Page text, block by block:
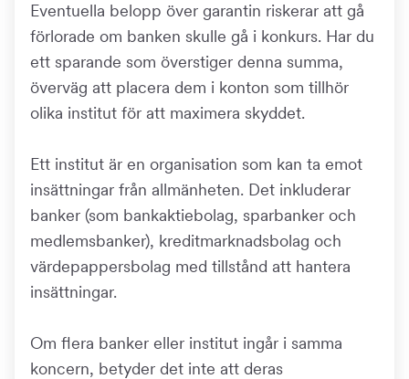
Eventuella belopp över garantin riskerar att gå
förlorade om banken skulle gå i konkurs. Har du
ett sparande som överstiger denna summa,
överväg att placera dem i konton som tillhör
olika institut för att maximera skyddet.
Ett institut är en organisation som kan ta emot
insättningar från allmänheten. Det inkluderar
banker (som bankaktiebolag, sparbanker och
medlemsbanker), kreditmarknadsbolag och
värdepappersbolag med tillstånd att hantera
insättningar.
Om flera banker eller institut ingår i samma
koncern, betyder det inte att deras